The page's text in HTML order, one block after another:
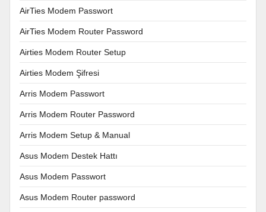
AirTies Modem Passwort
AirTies Modem Router Password
Airties Modem Router Setup
Airties Modem Şifresi
Arris Modem Passwort
Arris Modem Router Password
Arris Modem Setup & Manual
Asus Modem Destek Hattı
Asus Modem Passwort
Asus Modem Router password